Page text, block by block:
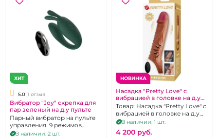
ХИТ
5.0 1 отзыв
Вибратор "Joy" скрепка для
пар зеленый на д.у пульте
Парный вибратор на пульте
управления. 9 режимов
вибрации.
В наличии: 2 шт.
НОВИНКА
Насадка "Pretty Love" с
вибрацией в головке на д.у
пульте
Товар: Насадка "Pretty Love" с
вибрацией в головке на д.у
пульте
В наличии: 1 шт.
4 200 pуб.